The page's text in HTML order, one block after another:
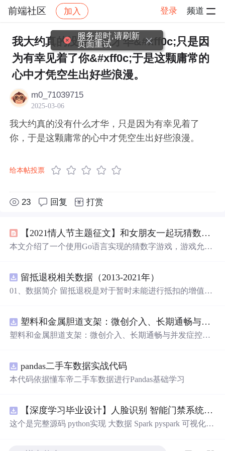
前端社区 加入 登录 频道
社区 前端社区 感慨 帖子详情
我大约真的没有什么才华&#xff0c;只是因
为有幸见着了你&#xff0c;于是这颗庸常的
心中才凭空生出好些浪漫。
m0_71039715
2025-03-06
我大约真的没有什么才华，只是因为有幸见着了
你，于是这颗庸常的心中才凭空生出好些浪漫。
给本帖投票
23 回复 打赏
【2021情人节主题征文】和女朋友一起玩猜数字游戏吧！
本文介绍了一个使用Go语言实现的猜数字游戏，游戏允许
留抵退税相关数据（2013-2021年）
01、数据简介 留抵退税是对于暂时未能进行抵扣的增值
税额。简单来说，就是企业现在还不能抵扣的增值税，可
以予以提前全额退还。 留抵退税是一项重要的税收政策优
退税相关数据 数据年份：2013-2021年 02、相关数据 证券
代码、证券简称、会计期间、上市日期、行业代码、行业
名称、post、treat、treat*post。
塑料和金属胆道支架：微创介入、长期通畅与并发症控制驱动全球市场增长.docx
塑料和金属胆道支架：微创介入、长期通畅与并发症控制
pandas二手车数据实战代码
本代码依据懂车帝二手车数据进行Pandas基础学习
【深度学习毕业设计】人脸识别 智能门禁系统(深度学习+OpenCV DNN+FastAPI+Vue3) 源码+论文 完整版
这个是完整源码 python实现 大数据 Spark pyspark 可视化大
服务超时,请刷新
页面重试